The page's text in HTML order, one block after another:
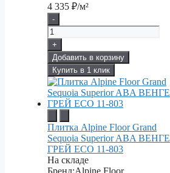
4 335 ₽/м²
-
+
Добавить в корзину
Купить в 1 клик
Плитка Alpine Floor Grand
Sequoia Superior ABA ВЕНГЕ
ГРЕЙ ECO 11-803
На складе